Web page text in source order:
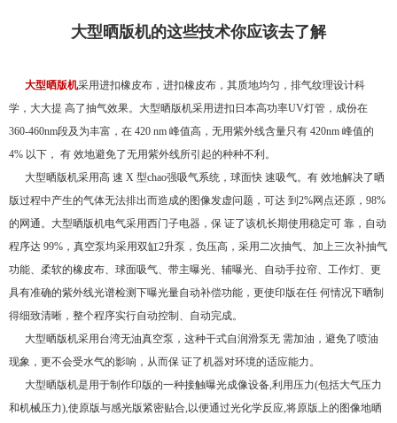
大型晒版机的这些技术你应该去了解
大型晒版机采用进扣橡皮布，进扣橡皮布，其质地均匀，排气纹理设计科
学，大大提 高了抽气效果。大型晒版机采用进扣日本高功率UV灯管，成份在
360-460nm段及为丰富，在 420 nm 峰值高，无用紫外线含量只有 420nm 峰值的
4% 以下， 有 效地避免了无用紫外线所引起的种种不利。
大型晒版机采用高 速 X 型chao强吸气系统，球面快 速吸气。有 效地解决了晒
版过程中产生的气体无法排出而造成的图像发虚问题，可达 到2%网点还原，98%
的网通。大型晒版机电气采用西门子电器，保 证了该机长期使用稳定可 靠，自动
程序达 99%，真空泵均采用双缸2升泵，负压高，采用二次抽气、加上三次补抽气
功能、柔软的橡皮布、球面吸气、带主曝光、辅曝光、自动手拉帘、工作灯、更
具有准确的紫外线光谱检测下曝光量自动补偿功能，更使印版在任 何情况下晒制
得细致清晰，整个程序实行自动控制、自动完成。
大型晒版机采用台湾无油真空泵，这种干式自润滑泵无 需加油，避免了喷油
现象，更不会受水气的影响，从而保 证了机器对环境的适应能力。
大型晒版机是用于制作印版的一种接触曝光成像设备,利用压力(包括大气压力
和机械压力),使原版与感光版紧密贴合,以便通过光化学反应,将原版上的图像地晒